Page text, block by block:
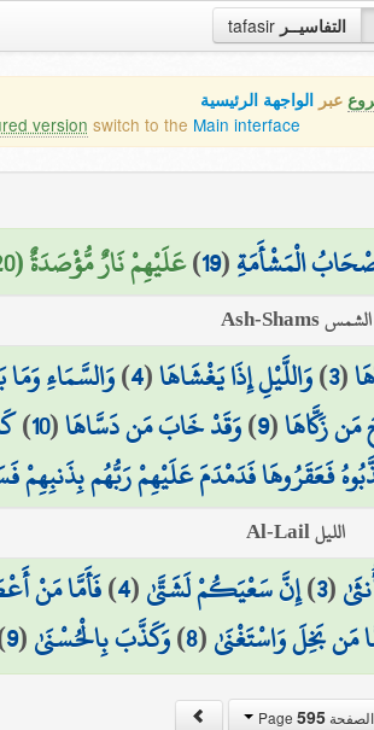
tafasir التفاسيــر
عبر الواجهة الرئيسية
version switch to the Main interface
الْمَشْأَمَةِ(
19
)عَلَيْهِمْ نَارٌ مُّؤْصَدَةٌ (20)
الشمس Ash-Shams
(
3
)وَاللَّيْلِ إِذَا يَغْشَاهَا(
4
)وَالسَّمَاءِ وَمَا
مَن زَكَّاهَا(
9
)وَقَدْ خَابَ مَن دَسَّاهَا(
10
)
فَعَقَرُوهَا فَدَمْدَمَ عَلَيْهِمْ رَبُّهُم بِذَنبِهِمْ
الليل Al-Lail
(
3
)إِنَّ سَعْيَكُمْ لَشَتَّىٰ(
4
)فَأَمَّا مَنْ
مَن بَخِلَ وَاسْتَغْنَىٰ(
8
)وَكَذَّبَ بِالْحُسْنَىٰ(
9
الصفحة Page595